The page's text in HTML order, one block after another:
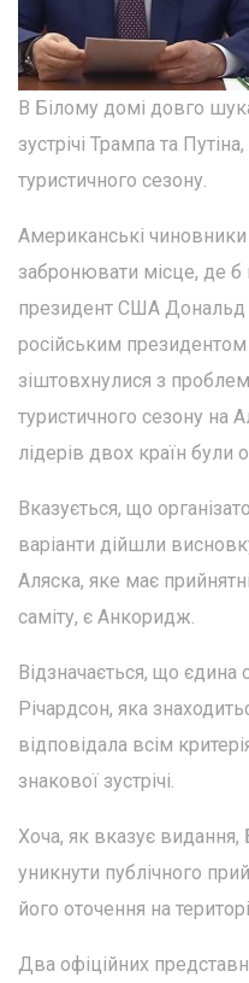
В Білому домі довго
зустрічі Трампа та
туристичного сезону.
Американські
забронювати місце, де
президент США Дональд
російським
зіштовхнулися з
туристичного сезону на
лідерів двох країн
Вказується, що
варіанти дійшли
Аляска, яке має
саміту, є Анкоридж.
Відзначається, що
Річардсон, яка
відповідала всім
знакової зустрічі.
Хоча, як вказує видання,
уникнути публічного
його оточення на
Два офіційних